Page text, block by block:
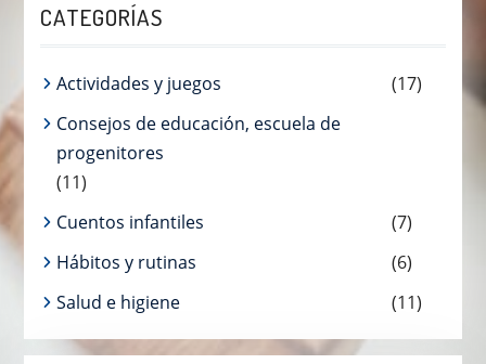
CATEGORÍAS
Actividades y juegos
(17)
Consejos de educación, escuela de
progenitores
(11)
Cuentos infantiles
(7)
Hábitos y rutinas
(6)
Salud e higiene
(11)